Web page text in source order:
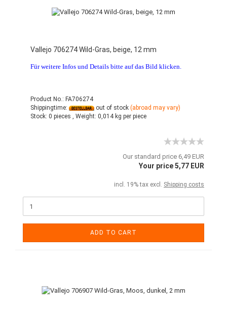
Vallejo 706274 Wild-Gras, beige, 12 mm
Für weitere Infos und Details bitte auf das Bild klicken.
Product No.: FA706274
Shippingtime:
out of stock (abroad may vary)
Stock: 0 pieces , Weight: 0,014kg per piece
Our standard price 6,49 EUR
Your price 5,77 EUR
incl. 19% tax excl. Shipping costs
ADD TO CART